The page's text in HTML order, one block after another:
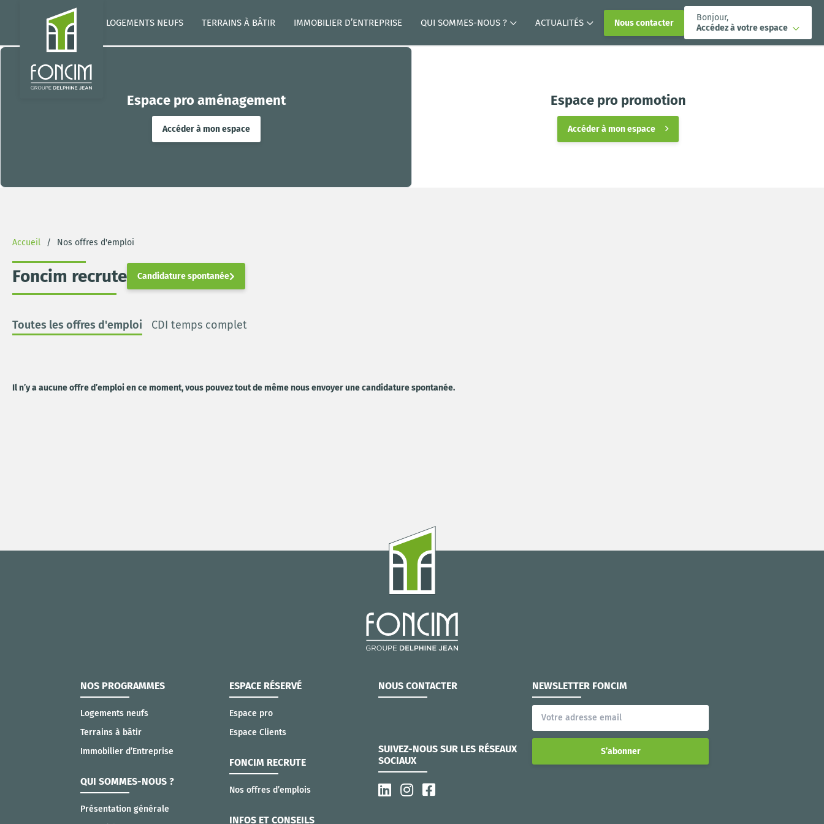
LOGEMENTS NEUFS TERRAINS À BÂTIR IMMOBILIER D’ENTREPRISE QUI SOMMES-NOUS ? ACTUALITÉS Nous contacter
Bonjour,
Accédez à votre espace
Espace pro aménagement
Accéder à mon espace
Espace pro promotion
Accéder à mon espace
Accueil Nos offres d'emploi
Foncim recrute Candidature spontanée
Toutes les offres d'emploi CDI temps complet
Il n’y a aucune offre d’emploi en ce moment, vous pouvez tout de même nous envoyer une candidature spontanée.
NOS PROGRAMMES
Logements neufs
Terrains à bâtir
Immobilier d’Entreprise
QUI SOMMES-NOUS ?
Présentation générale
ESPACE RÉSERVÉ
Espace pro
Espace Clients
FONCIM RECRUTE
Nos offres d’emplois
INFOS ET CONSEILS
NOUS CONTACTER
SUIVEZ-NOUS SUR LES RÉSEAUX
SOCIAUX
NEWSLETTER FONCIM
S’abonner